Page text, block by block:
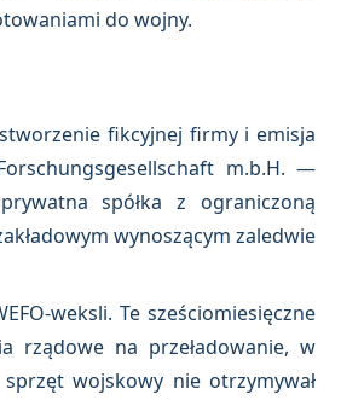
do wojny.
fikcyjnej firmy i emisja
m.b.H. —
spółka z ograniczoną
wynoszącym zaledwie
weksli. Te sześciomiesięczne
rządowe na przeładowanie, w
wojskowy nie otrzymywał